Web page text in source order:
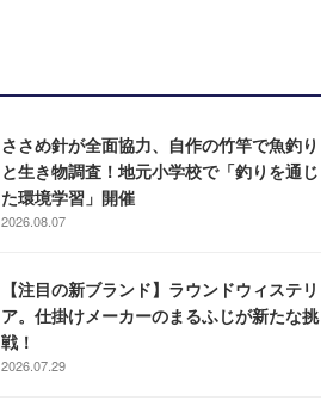
ささめ針が全面協力、自作の竹竿で魚釣り
と生き物調査！地元小学校で「釣りを通じ
た環境学習」開催
2026.08.07
【注目の新ブランド】ラウンドウィステリ
ア。仕掛けメーカーのまるふじが新たな挑
戦！
2026.07.29